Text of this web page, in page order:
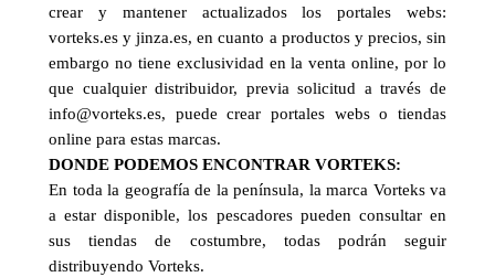
crear y mantener actualizados los portales webs:
vorteks.es y jinza.es, en cuanto a productos y precios, sin
embargo no tiene exclusividad en la venta online, por lo
que cualquier distribuidor, previa solicitud a través de
info@vorteks.es, puede crear portales webs o tiendas
online para estas marcas.
DONDE PODEMOS ENCONTRAR VORTEKS:
En toda la geografía de la península, la marca Vorteks va
a estar disponible, los pescadores pueden consultar en
sus tiendas de costumbre, todas podrán seguir
distribuyendo Vorteks.